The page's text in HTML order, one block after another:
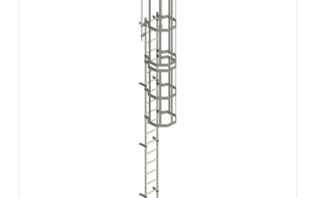
DOMESTICI SCALE SGABELLI
RAMPE DI CARICO E PASSERELLE
ACCESSORI, RICAMBI E COMPONENTI